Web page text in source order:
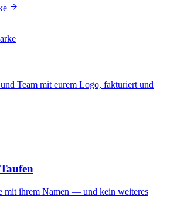
Team mit eurem Logo, fakturiert und
mit ihrem Namen — und kein weiteres